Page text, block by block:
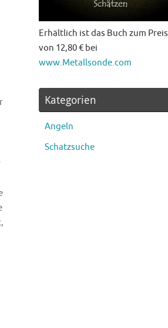
Erhältlich ist das Buch zum Preis
von 12,80 € bei
www.Metallsonde.com
Kategorien
Angeln
Schatzsuche